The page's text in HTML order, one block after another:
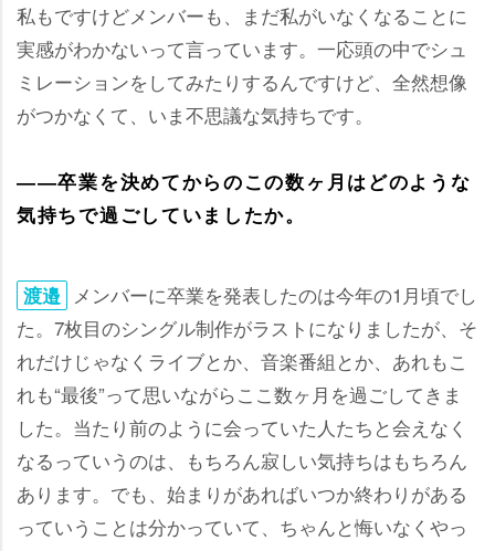
私もですけどメンバーも、まだ私がいなくなることに
実感がわかないって言っています。一応頭の中でシュ
ミレーションをしてみたりするんですけど、全然想像
がつかなくて、いま不思議な気持ちです。
――卒業を決めてからのこの数ヶ月はどのような
気持ちで過ごしていましたか。
渡邉 メンバーに卒業を発表したのは今年の1月頃でし
た。7枚目のシングル制作がラストになりましたが、そ
れだけじゃなくライブとか、音楽番組とか、あれもこ
れも“最後”って思いながらここ数ヶ月を過ごしてきま
した。当たり前のように会っていた人たちと会えなく
なるっていうのは、もちろん寂しい気持ちはもちろん
あります。でも、始まりがあればいつか終わりがある
っていうことは分かっていて、ちゃんと悔いなくやっ